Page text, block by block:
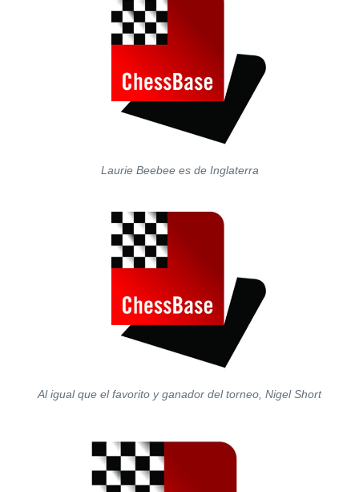
Laurie Beebee es de Inglaterra
Al igual que el favorito y ganador del torneo, Nigel Short